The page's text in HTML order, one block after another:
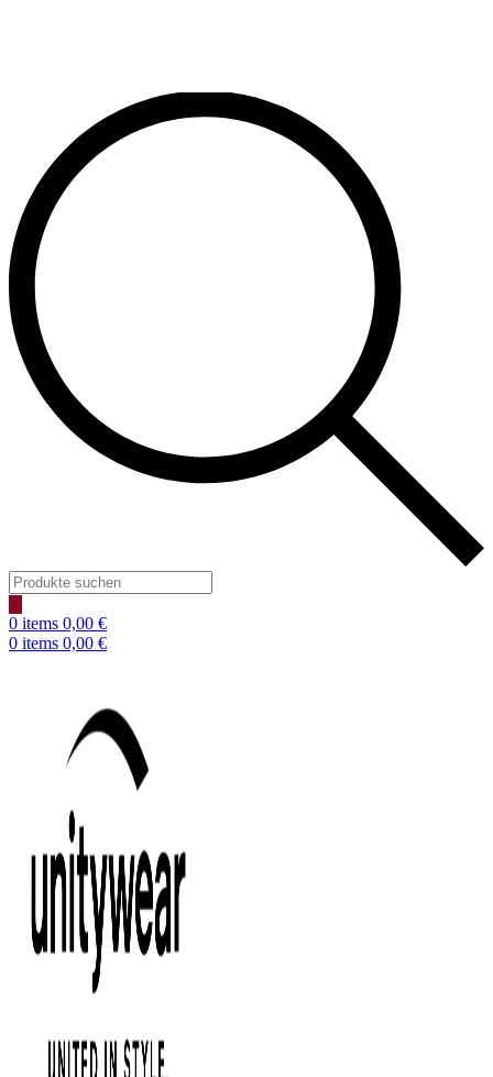
Products
search
0 items 0,00 €
0 items 0,00 €